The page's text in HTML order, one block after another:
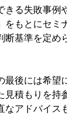
きる失敗事例
をもとにセ
断基準を定め
最後には希望
見積もりを持
なアドバイス